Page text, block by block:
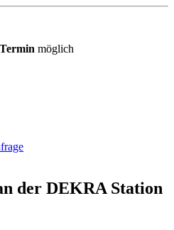
möglich
der DEKRA Station